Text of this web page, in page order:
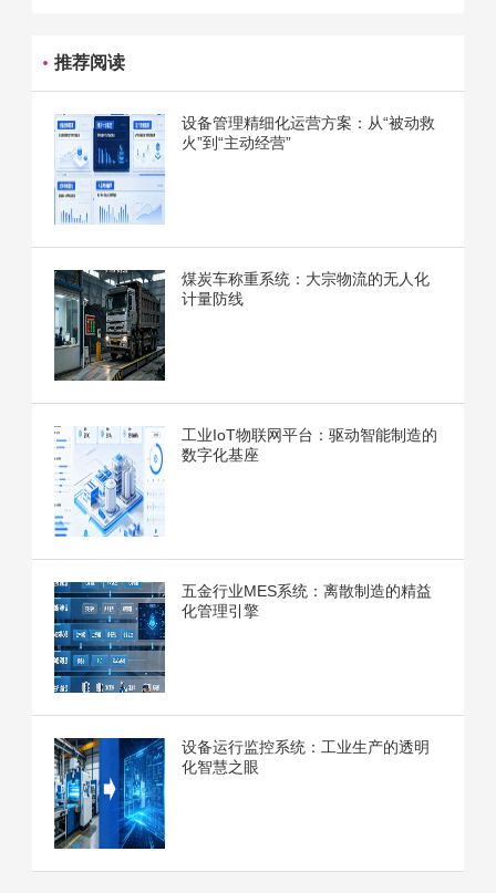
推荐阅读
设备管理精细化运营方案：从“被动救
火”到“主动经营”
煤炭车称重系统：大宗物流的无人化
计量防线
工业IoT物联网平台：驱动智能制造的
数字化基座
五金行业MES系统：离散制造的精益
化管理引擎
设备运行监控系统：工业生产的透明
化智慧之眼